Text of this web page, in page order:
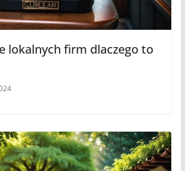
lokalnych firm dlaczego to